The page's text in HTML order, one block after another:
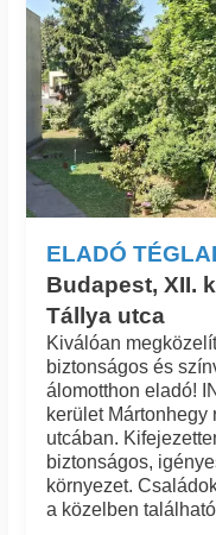
ELADÓ
Budapest, XII.
Tállya utca
Kiválóan
biztonságos és
álomotthon eladó!
kerület Mártonhegy
utcában.
biztonságos,
környezet.
a közelben